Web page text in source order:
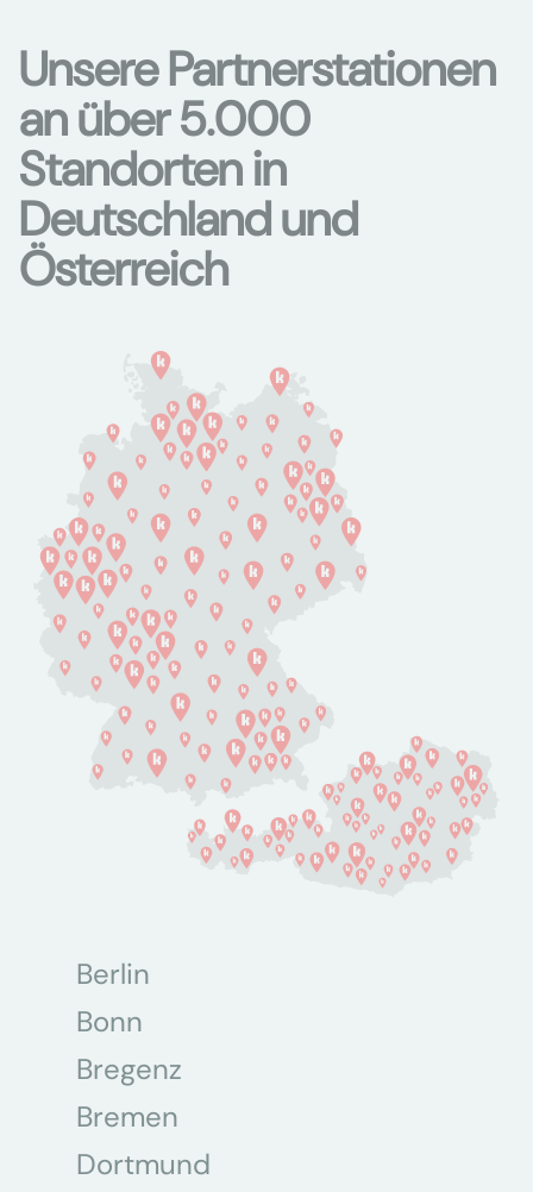
Unsere Partnerstationen
an über 5.000
Standorten in
Deutschland und
Österreich
Berlin
Bonn
Bregenz
Bremen
Dortmund